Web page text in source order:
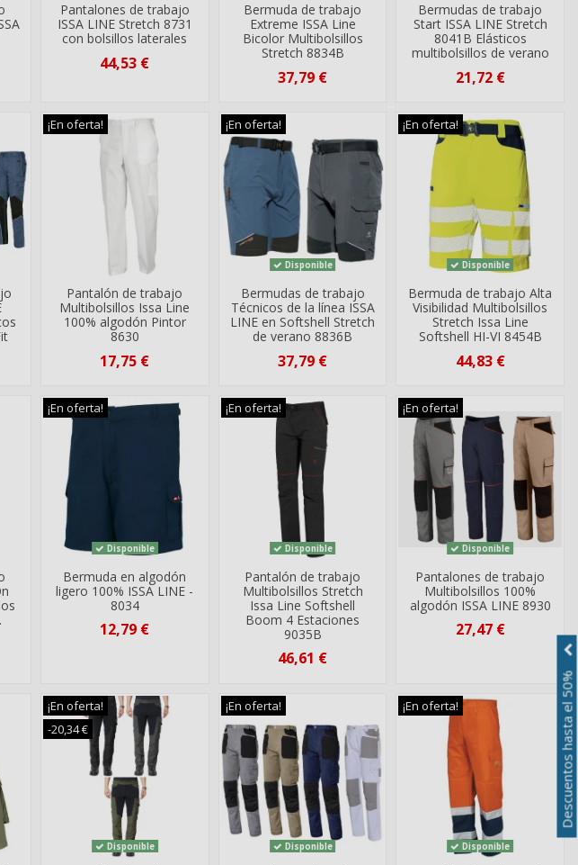
Pantalones de trabajo
ISSA LINE Stretch 8731
con bolsillos laterales
44,53 €
Bermuda de trabajo
Extreme ISSA Line
Bicolor Multibolsillos
Stretch 8834B
37,79 €
Bermudas de trabajo
Start ISSA LINE Stretch
8041B Elásticos
multibolsillos de verano
21,72 €
¡En oferta!
Pantalón de trabajo
Multibolsillos Issa Line
100% algodón Pintor
8630
17,75 €
¡En oferta!
Disponible
Bermudas de trabajo
Técnicos de la línea ISSA
LINE en Softshell Stretch
de verano 8836B
37,79 €
¡En oferta!
Disponible
Bermuda de trabajo Alta
Visibilidad Multibolsillos
Stretch Issa Line
Softshell HI-VI 8454B
44,83 €
¡En oferta!
Disponible
Bermuda en algodón
ligero 100% ISSA LINE -
8034
12,79 €
¡En oferta!
Disponible
Pantalón de trabajo
Multibolsillos Stretch
Issa Line Softshell
Boom 4 Estaciones
9035B
46,61 €
¡En oferta!
Disponible
Pantalones de trabajo
Multibolsillos 100%
algodón ISSA LINE 8930
27,47 €
¡En oferta!
-20,34 €
Disponible
¡En oferta!
Disponible
¡En oferta!
Disponible
Descuentos hasta el 50%